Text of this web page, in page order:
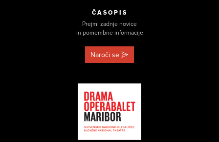
ČASOPIS
Prejmi zadnje novice
in pomembne informacije
Naroči se